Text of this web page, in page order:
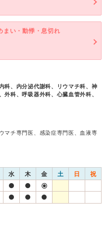
まい・動悸・息切れ
科、内分泌代謝科、リウマチ科、神
外科、呼吸器外科、心臓血管外科、
マチ専門医、感染症専門医、血液専
水 木 金 土 日 祝